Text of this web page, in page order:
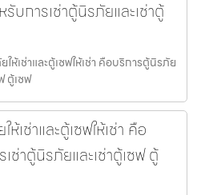
บการเช่าตู้นิรภัยและเช่าตู้
ห้เช่าและตู้เซฟให้เช่า คือบริการตู้นิรภัย
ตู้เซฟ
เช่าและตู้เซฟให้เช่า คือ
ช่าตู้นิรภัยและเช่าตู้เซฟ ตู้